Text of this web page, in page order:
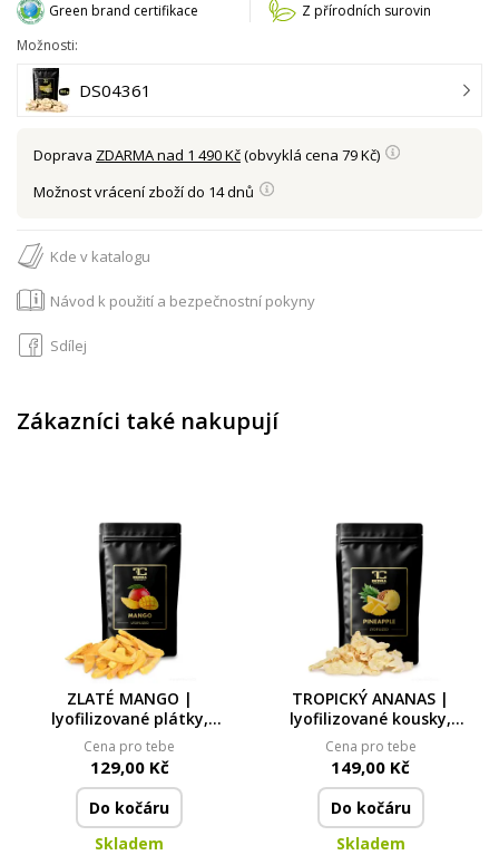
Green brand certifikace
Z přírodních surovin
Možnosti:
DS04361
Doprava ZDARMA nad 1 490 Kč(obvyklá cena 79 Kč)
Možnost vrácení zboží do 14 dnů
Kde v katalogu
Návod k použití a bezpečnostní pokyny
Sdílej
Zákazníci také nakupují
ZLATÉ MANGO |
lyofilizované plátky,
ovoce sušené mrazem |
50 g
Cena pro tebe
129,00 Kč
Do kočáru
Skladem
TROPICKÝ ANANAS |
lyofilizované kousky,
ovoce sušené mrazem
Cena pro tebe
149,00 Kč
Do kočáru
Skladem